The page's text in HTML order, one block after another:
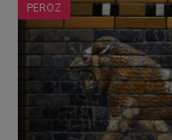
PEROZ